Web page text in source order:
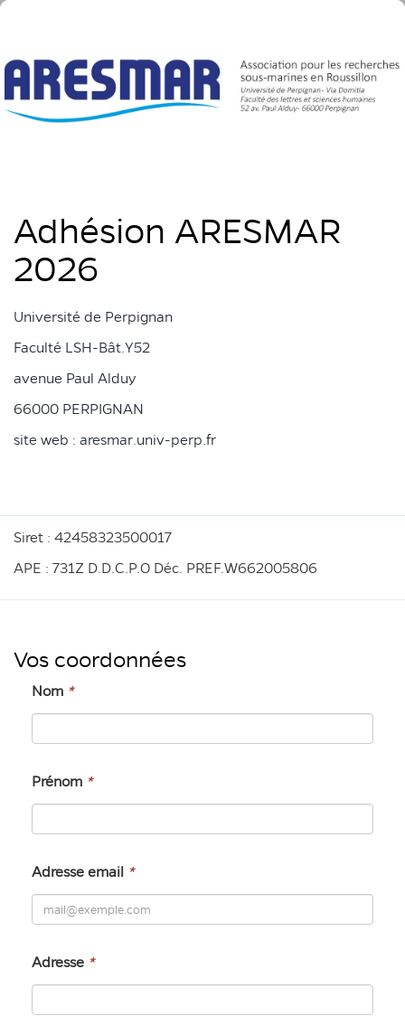
Adhésion ARESMAR
2026
Université de Perpignan
Faculté LSH-Bât.Y52
avenue Paul Alduy
66000 PERPIGNAN
site web : aresmar.univ-perp.fr
Siret : 42458323500017
APE : 731Z D.D.C.P.O Déc. PREF.W662005806
Vos coordonnées
Nom *
Prénom *
Adresse email *
Adresse *